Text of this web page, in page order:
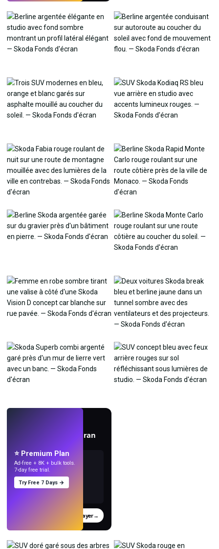
Créez des fonds d'écran
Essayer→
⭐ Premium Plan
Ad-free + 8K + bulk tools.
7-day free trial.
Try Free 7 Days →